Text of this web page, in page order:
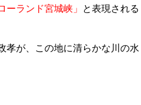
ーランド宮城峡」
と表現される
孝が、この地に清らかな川の水